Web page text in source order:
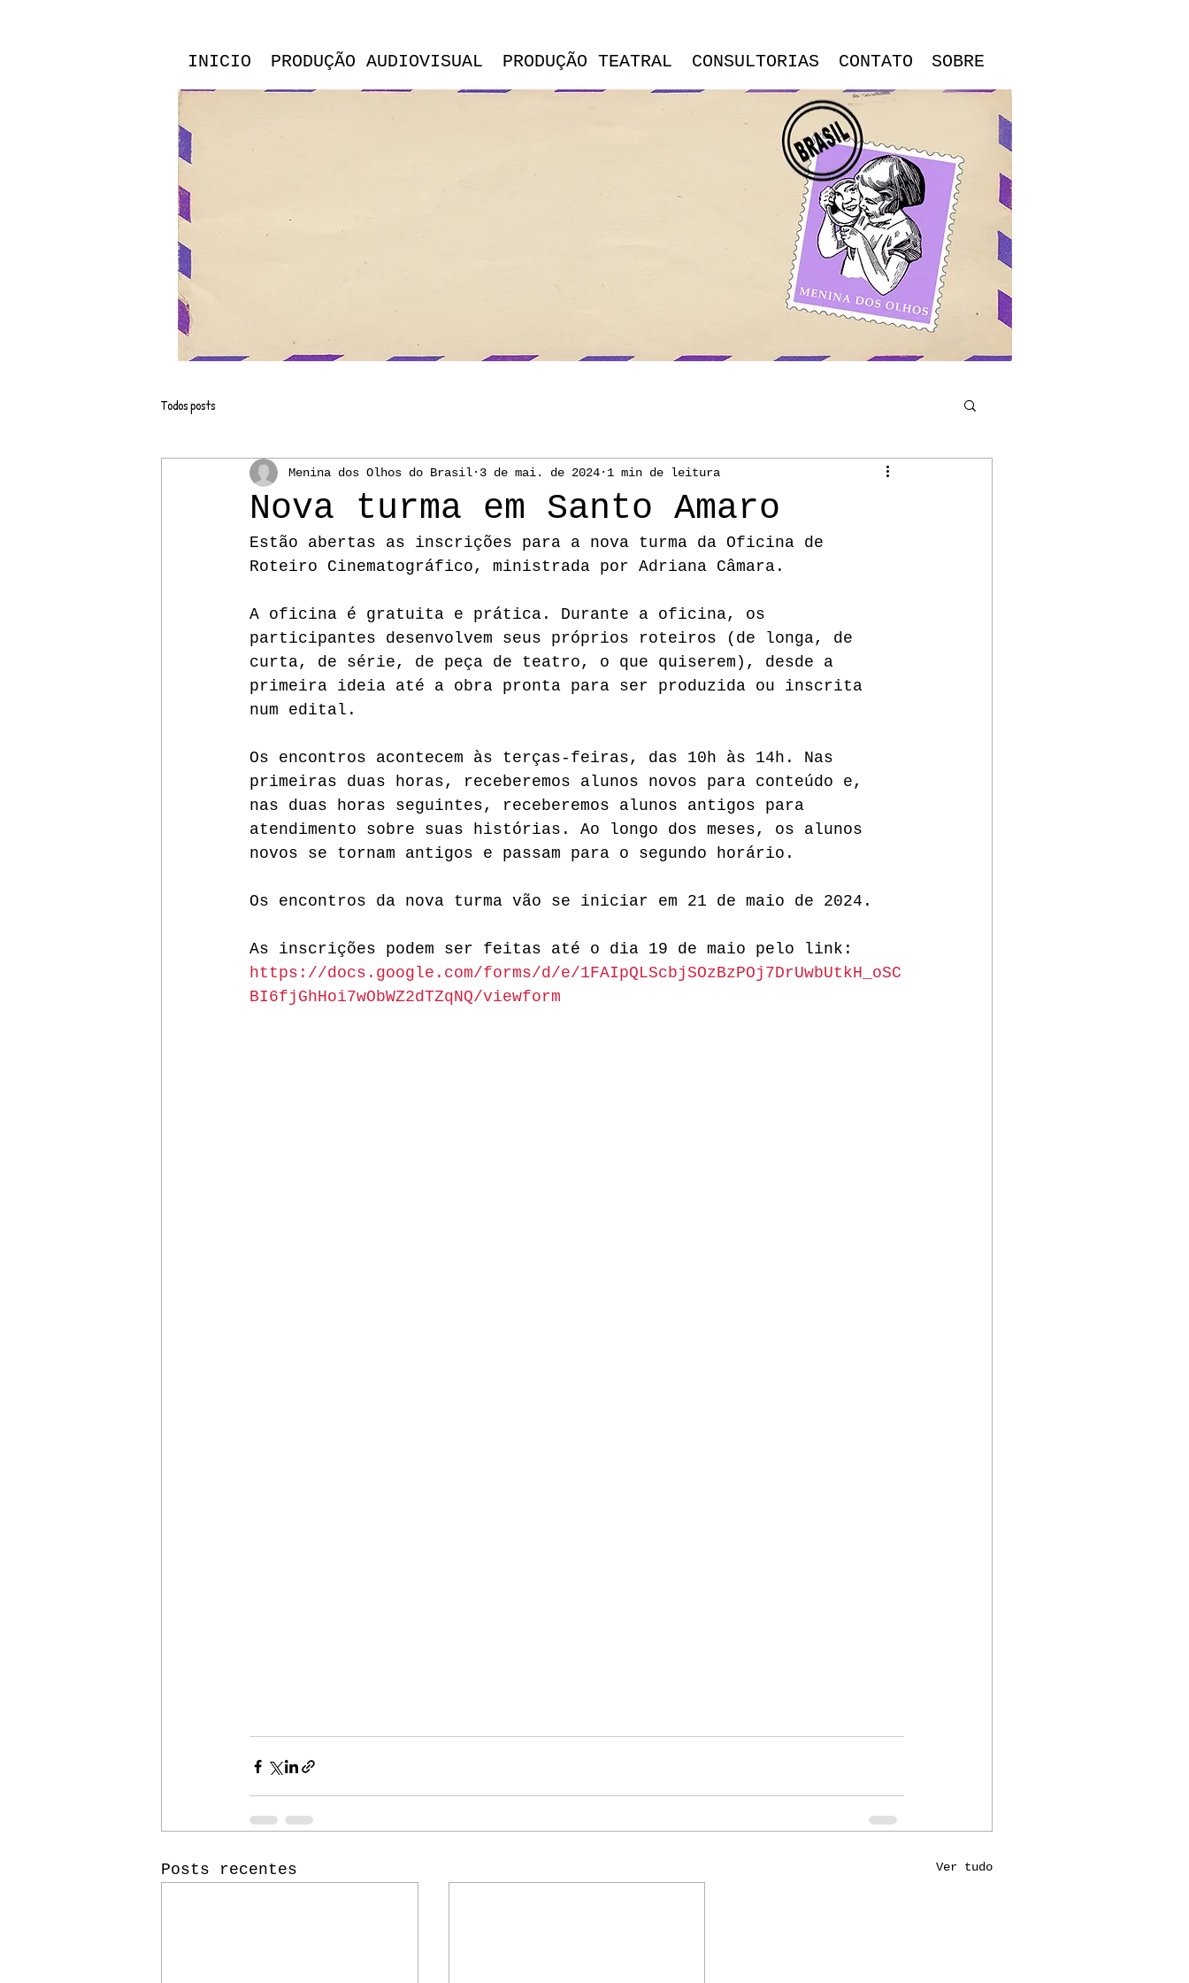
INICIO PRODUÇÃO AUDIOVISUAL PRODUÇÃO TEATRAL CONSULTORIAS CONTATO SOBRE
Todos posts
Nova turma em Santo Amaro
Menina dos Olhos do Brasil 3 de mai. de 2024 1 min de leitura
Estão abertas as inscrições para a nova turma da Oficina de
Roteiro Cinematográfico, ministrada por Adriana Câmara.
A oficina é gratuita e prática. Durante a oficina, os
participantes desenvolvem seus próprios roteiros (de longa, de
curta, de série, de peça de teatro, o que quiserem), desde a
primeira ideia até a obra pronta para ser produzida ou inscrita
num edital.
Os encontros acontecem às terças-feiras, das 10h às 14h. Nas
primeiras duas horas, receberemos alunos novos para conteúdo e,
nas duas horas seguintes, receberemos alunos antigos para
atendimento sobre suas histórias. Ao longo dos meses, os alunos
novos se tornam antigos e passam para o segundo horário.
Os encontros da nova turma vão se iniciar em 21 de maio de 2024.
As inscrições podem ser feitas até o dia 19 de maio pelo link:
https://docs.google.com/forms/d/e/1FAIpQLScbjSOzBzPOj7DrUwbUtkH_oSC
BI6fjGhHoi7wObWZ2dTZqNQ/viewform
Posts recentes Ver tudo